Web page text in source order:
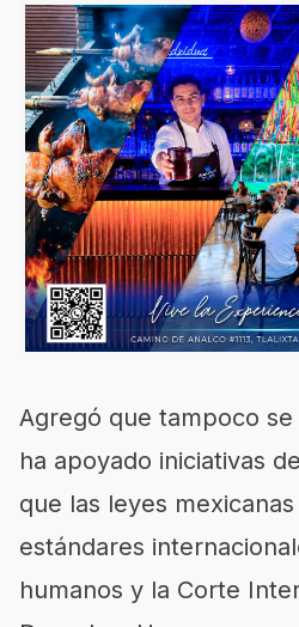
Agregó que tampoco
ha apoyado iniciativas
que las leyes
estándares
humanos y la Corte